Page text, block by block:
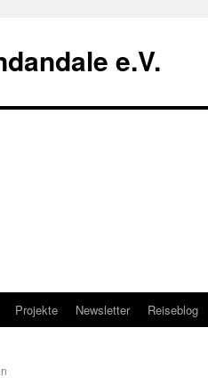
e.V.
Projekte Newsletter Reiseblog